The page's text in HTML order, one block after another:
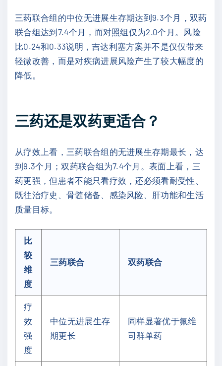
三药联合组的中位无进展生存期达到9.3个月，双药
联合组达到7.4个月，而对照组仅为2.0个月。风险
比0.24和0.33说明，吉达利塞方案并不是仅仅带来
轻微改善，而是对疾病进展风险产生了较大幅度的
降低。
三药还是双药更适合？
从疗效上看，三药联合组的无进展生存期最长，达
到9.3个月；双药联合组为7.4个月。表面上看，三
药更强，但患者不能只看疗效，还必须看耐受性、
既往治疗史、骨髓储备、感染风险、肝功能和生活
质量目标。
比
较
维
度
三药联合 双药联合
疗
效
强
度
中位无进展生存
期更长
同样显著优于氟维
司群单药